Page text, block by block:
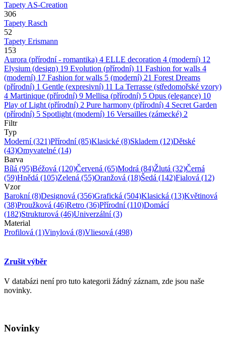
Tapety AS-Creation
306
Tapety Rasch
52
Tapety Erismann
153
Aurora (přírodní - romantika) 4 ELLE decoration 4 (moderní) 12
Elysium (design) 19 Evolution (přírodní) 11 Fashion for walls 4
(moderní) 17 Fashion for walls 5 (moderní) 21 Forest Dreams
(přírodní) 1 Gentle (expresivní) 11 La Terrasse (středomořské vzory)
4 Martinique (přírodní) 9 Mellisa (přírodní) 5 Opus (elegance) 10
Play of Light (přírodní) 2 Pure harmony (přírodní) 4 Secret Garden
(přírodní) 5 Spotlight (moderní) 16 Versailles (zámecké) 2
Filtr
Typ
Moderní(321)Přírodní(85)Klasické (8)Skladem (12)Dětské
(43)Omyvatelné (14)
Barva
Bílá (95)Béžová (120)Červená (65)Modrá (84)Žlutá (32)Černá
(59)Hnědá (105)Zelená (55)Oranžová (18)Šedá (142)Fialová (12)
Vzor
Barokní(8)Designová (356)Grafická (504)Klasická (13)Květinová
(38)Proužková (46)Retro (36)Přírodní(110)Domácí
(182)Strukturová (46)Univerzální(3)
Material
Profilová (1)Vinylová (8)Vliesová (498)
Zrušit výběr
V databázi není pro tuto kategorii žádný záznam, zde jsou naše
novinky.
Novinky